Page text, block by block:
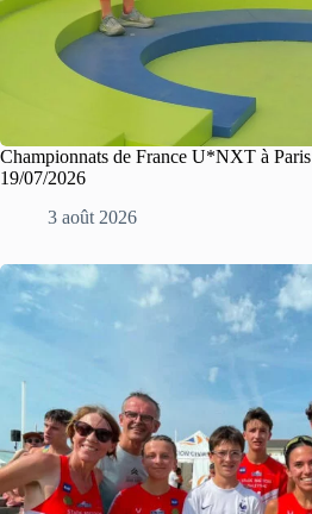
Championnats de France U*NXT à
19/07/2026
3 août 2026